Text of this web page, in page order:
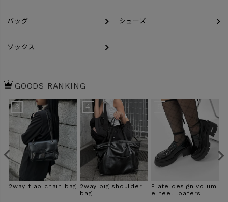
再入荷
ORIGINAL HIT ITEM
カラー
バッグ シューズ
ソックス
GOODS RANKING
3
2way flap chain bag
4
2way big shoulder
bag
5
Plate design volum
e heel loafers